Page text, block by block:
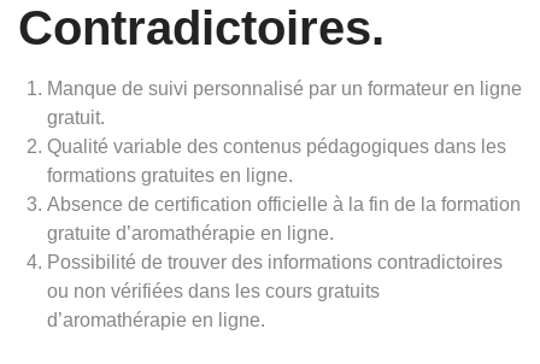
Contradictoires.
Manque de suivi personnalisé par un formateur en ligne
gratuit.
Qualité variable des contenus pédagogiques dans les
formations gratuites en ligne.
Absence de certification officielle à la fin de la formation
gratuite d’aromathérapie en ligne.
Possibilité de trouver des informations contradictoires
ou non vérifiées dans les cours gratuits
d’aromathérapie en ligne.